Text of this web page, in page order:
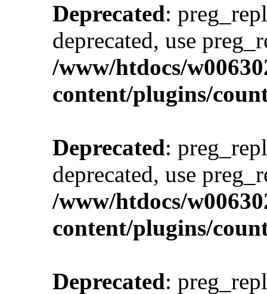
Deprecated:
deprecated, use
/www/htdocs/
content/plugins/
Deprecated:
deprecated, use
/www/htdocs/
content/plugins/
Deprecated: